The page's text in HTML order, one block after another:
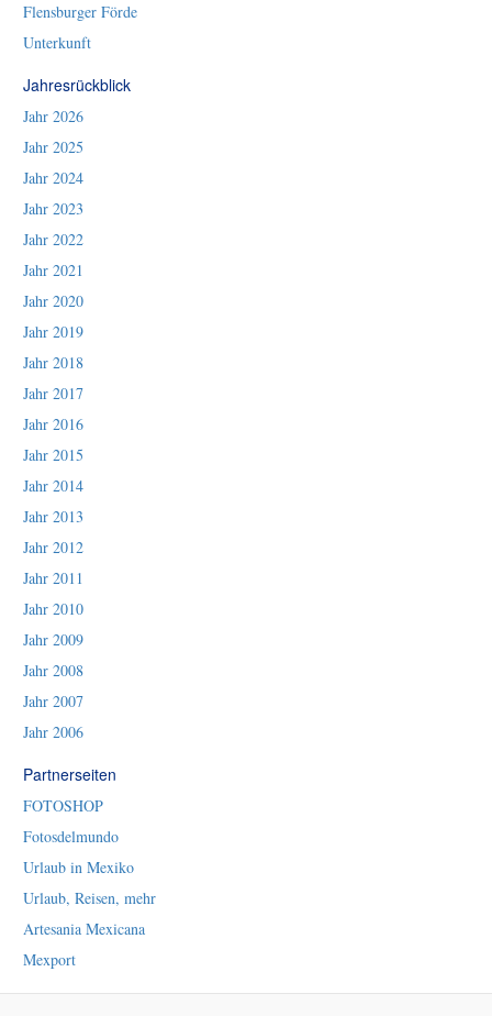
Flensburger Förde
Unterkunft
Jahresrückblick
Jahr 2026
Jahr 2025
Jahr 2024
Jahr 2023
Jahr 2022
Jahr 2021
Jahr 2020
Jahr 2019
Jahr 2018
Jahr 2017
Jahr 2016
Jahr 2015
Jahr 2014
Jahr 2013
Jahr 2012
Jahr 2011
Jahr 2010
Jahr 2009
Jahr 2008
Jahr 2007
Jahr 2006
Partnerseiten
FOTOSHOP
Fotosdelmundo
Urlaub in Mexiko
Urlaub, Reisen, mehr
Artesania Mexicana
Mexport